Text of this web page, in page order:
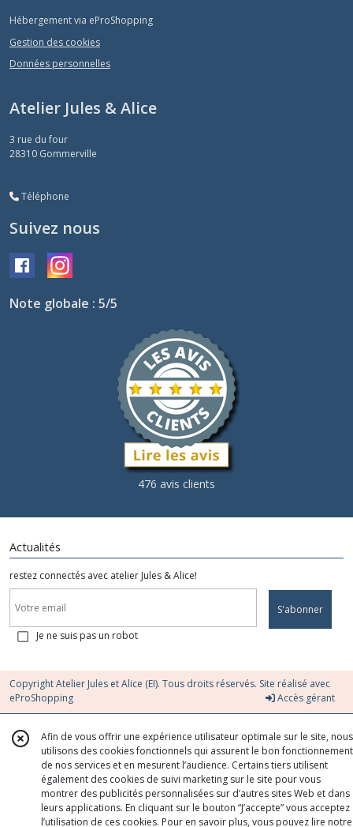
Hébergement via eProShopping
Gestion des cookies
Données personnelles
Atelier Jules & Alice
3 rue du four
28310 Gommerville
Téléphone
Suivez nous
Note globale : 5/5
476 avis clients
Actualités
restez connectés avec atelier Jules & Alice!
S'abonner
Je ne suis pas un robot
Copyright Atelier Jules et Alice (EI). Tous droits réservés. Site réalisé avec
eProShopping
Accès gérant
Afin de vous offrir une expérience utilisateur optimale sur le site, nous
utilisons des cookies fonctionnels qui assurent le bon fonctionnement
de nos services et en mesurent l’audience. Certains tiers utilisent
également des cookies de suivi marketing sur le site pour vous
montrer des publicités personnalisées sur d’autres sites Web et dans
leurs applications. En cliquant sur le bouton “J’accepte” vous acceptez
l’utilisation de ces cookies. Pour en savoir plus, vous pouvez lire notre